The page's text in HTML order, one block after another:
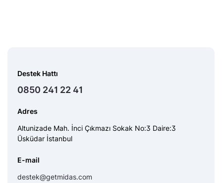
Destek Hattı
0850 241 22 41
Adres
Altunizade Mah. İnci Çıkmazı Sokak No:3 Daire:3
Üsküdar İstanbul
E-mail
destek@getmidas.com